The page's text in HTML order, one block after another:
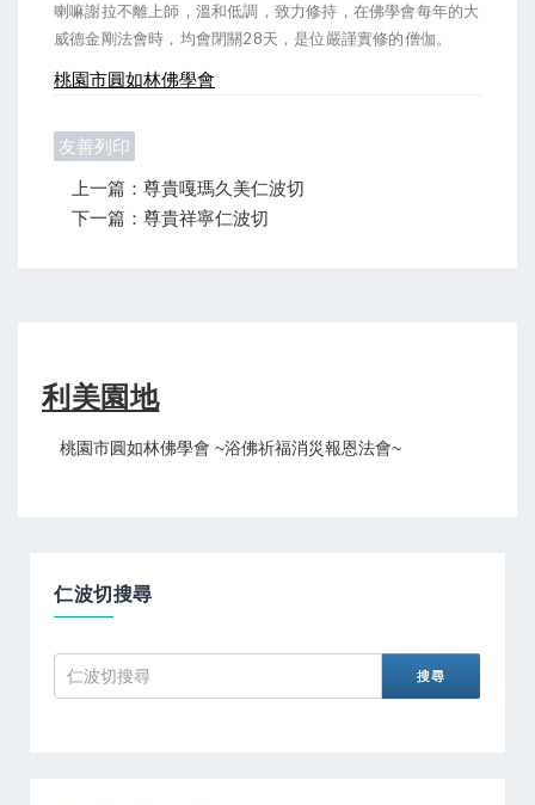
喇嘛謝拉不離上師，溫和低調，致力修持，在佛學會每年的大
威德金剛法會時，均會閉關 28天，是位嚴謹實修的僧伽。
桃園市圓如林佛學會
友善列印
上一篇：尊貴嘎瑪久美仁波切
下一篇：尊貴祥寧仁波切
利美園地
桃園市圓如林佛學會 ~浴佛祈福消災報恩法會~
仁波切搜尋